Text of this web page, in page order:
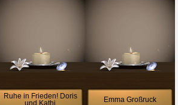
Ruhe in Frieden! Doris
und Kathi
Emma Großruck